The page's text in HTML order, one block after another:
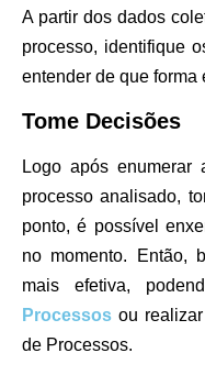
A partir dos dados
processo, identifique
entender de que forma
Tome Decisões
Logo após enumerar
processo analisado,
ponto, é possível
no momento. Então,
mais efetiva,
Processos ou
de Processos.